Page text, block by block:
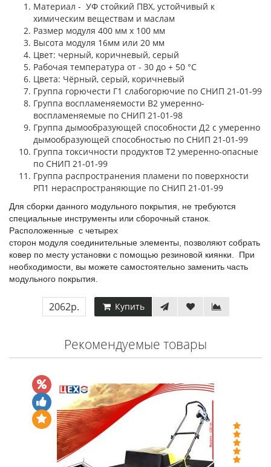
Материал - УФ стойкий ПВХ, устойчивый к
химическим веществам и маслам
Размер модуля 400 мм х 100 мм
Высота модуля 16мм или 20 мм
Цвет: черный, коричневый, серый
Рабочая температура от - 30 до + 50 °С
Цвета: Чёрный, серый, коричневый
Группа горючести Г1 слабогорючие по СНИП 21-01-99
Группа воспламеняемости В2 умеренно-
воспламеняемые по СНИП 21-01-98
Группа дымообразующей способности Д2 с умеренно
дымообразующей способностью по СНИП 21-01-99
Группа токсичности продуктов T2 умеренно-опасные
по СНИП 21-01-99
Группа распространения пламени по поверхности
РП1 нераспространяющие по СНИП 21-01-99
Для сборки данного модульного покрытия, не требуются
специальные инструменты или сборочный станок.
Расположенные с четырех
сторон модуля соединительные элементы, позволяют собрать
ковер по месту установки с помощью резиновой киянки. При
необходимости, вы можете самостоятельно заменить часть
модульного покрытия.
2062р. Купить
Рекомендуемые товары